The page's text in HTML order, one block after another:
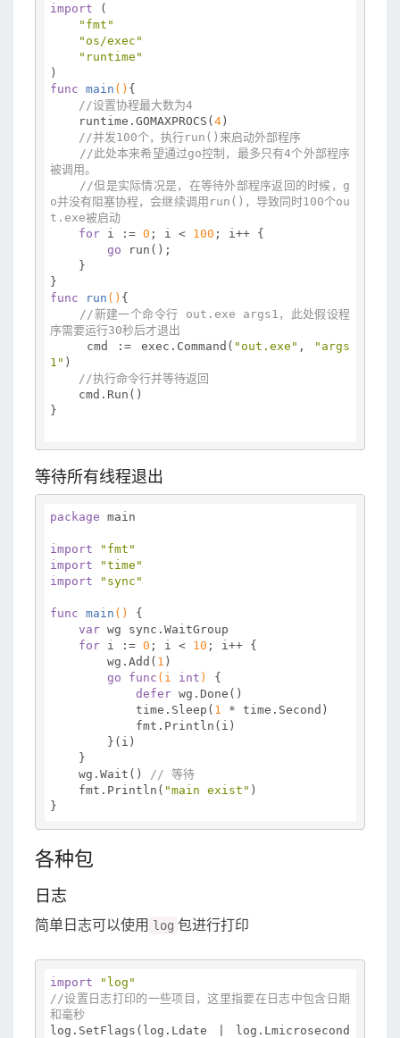
import (
"fmt"
"os/exec"
"runtime"
func main () {
//设置协程最大数为4
    runtime.GOMAXPROCS(
4 )
//并发100个，执行run()来启动外部程序
//此处本来希望通过go控制，最多只有4个外部程序
被调用。
//但是实际情况是，在等待外部程序返回的时候，g
o并没有阻塞协程，会继续调用run()，导致同时100个ou
t.exe被启动
for i := 0 ; i < 100 ; i++ {
go run();
func
run () {
//新建一个命令行 out.exe args1，此处假设程
序需要运行30秒后才退出
    cmd := exec.Command(
"out.exe" ,
"args
1" )
//执行命令行并等待返回
}
等待所有线程退出
package main
import
"fmt"
import
"time"
import
"sync"
func main ()
{
var wg sync.WaitGroup
for i := 0 ; i < 10 ; i++ {
        wg.Add(
1 )
go
func (i int )
{
defer wg.Done()
            time.Sleep(
1 * time.Second)
    wg.Wait()
// 等待
    fmt.Println(
"main exist" )
各种包
日志
简单日志可以使用 log 包进行打印
import
"log"
//设置日志打印的一些项目，这里指要在日志中包含日期
和毫秒
log.SetFlags(log.Ldate | log.Lmicrosecond